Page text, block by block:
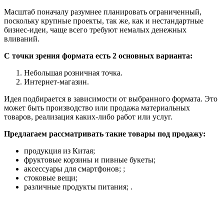
Масштаб поначалу разумнее планировать ограниченный,
поскольку крупные проекты, так же, как и нестандартные
бизнес-идеи, чаще всего требуют немалых денежных
вливаний.
С точки зрения формата есть 2 основных варианта:
Небольшая розничная точка.
Интернет-магазин.
Идея подбирается в зависимости от выбранного формата. Это
может быть производство или продажа материальных
товаров, реализация каких-либо работ или услуг.
Предлагаем рассматривать такие товары под продажу:
продукция из Китая;
фруктовые корзины и пивные букеты;
аксессуары для смартфонов; ;
стоковые вещи;
различные продукты питания; .